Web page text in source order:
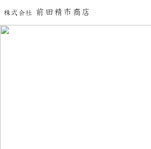
株式会社 前田精市商店